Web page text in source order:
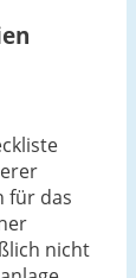
für das
nicht